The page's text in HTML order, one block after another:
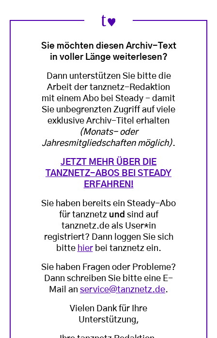
Sie möchten diesen Archiv-Text
in voller Länge weiterlesen?
Dann unterstützen Sie bitte die
Arbeit der tanznetz-Redaktion
mit einem Abo bei Steady - damit
Sie unbegrenzten Zugriff auf viele
exklusive Archiv-Titel erhalten
(Monats- oder
Jahresmitgliedschaften möglich).
JETZT MEHR ÜBER DIE
TANZNETZ-ABOS BEI STEADY
ERFAHREN!
Sie haben bereits ein Steady-Abo
für tanznetz und sind auf
tanznetz.de als User*in
registriert? Dann loggen Sie sich
bitte hierbei tanznetz ein.
Sie haben Fragen oder Probleme?
Dann schreiben Sie bitte eine E-
Mail an service@tanznetz.de.
Vielen Dank für Ihre
Unterstützung,